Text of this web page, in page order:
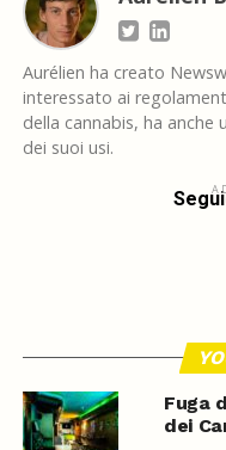
Aurélien ha creato
interessato ai
della cannabis, ha anche
dei suoi usi.
Fuga
dei